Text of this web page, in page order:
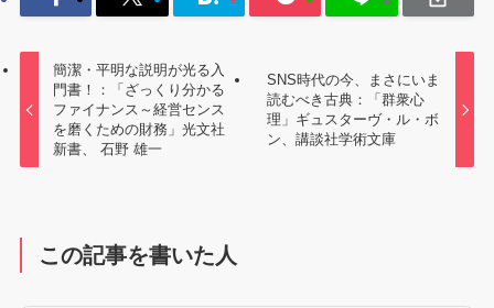
簡潔・平明な説明が光る入
門書！：「ざっくり分かる
ファイナンス～経営センス
を磨くための財務」光文社
新書、 石野 雄一
SNS時代の今、まさにいま
読むべき古典：「群衆心
理」ギュスターヴ・ル・ボ
ン、講談社学術文庫
この記事を書いた人